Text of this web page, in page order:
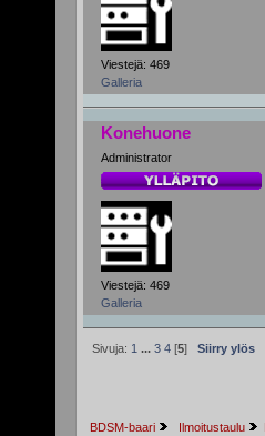
Viestejä: 469
Galleria
Konehuone
Administrator
Viestejä: 469
Galleria
Sivuja: 1 ... 3 4[5] Siirry ylös
BDSM-baari Ilmoitustaulu